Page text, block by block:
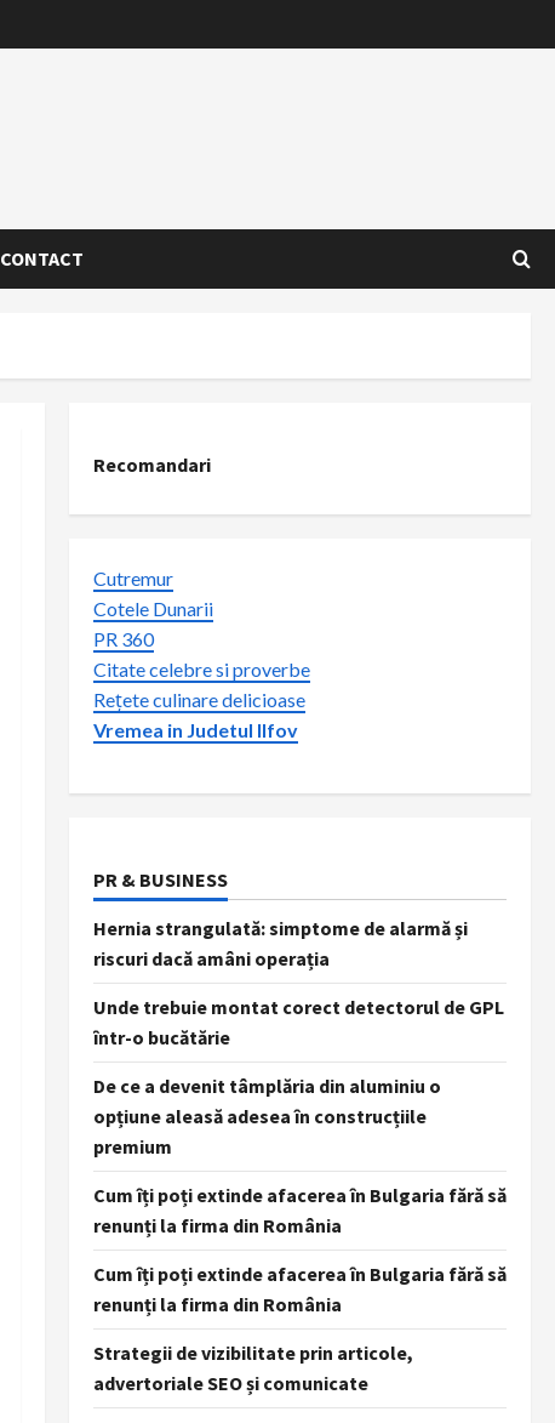
CONTACT
Recomandari
Cutremur
Cotele Dunarii
PR 360
Citate celebre si proverbe
Rețete culinare delicioase
Vremea in Judetul Ilfov
PR & BUSINESS
Hernia strangulată: simptome de alarmă și
riscuri dacă amâni operația
Unde trebuie montat corect detectorul de GPL
într-o bucătărie
De ce a devenit tâmplăria din aluminiu o
opțiune aleasă adesea în construcțiile
premium
Cum îți poți extinde afacerea în Bulgaria fără să
renunți la firma din România
Cum îți poți extinde afacerea în Bulgaria fără să
renunți la firma din România
Strategii de vizibilitate prin articole,
advertoriale SEO și comunicate